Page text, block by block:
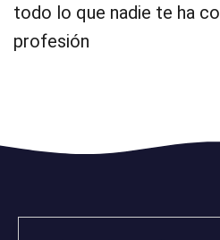
todo lo que nadie te ha
profesión